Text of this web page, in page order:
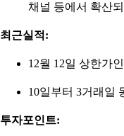
채널 등에서 확산
최근실적:
12월 12일 상한가
10일부터 3거래일
투자포인트: